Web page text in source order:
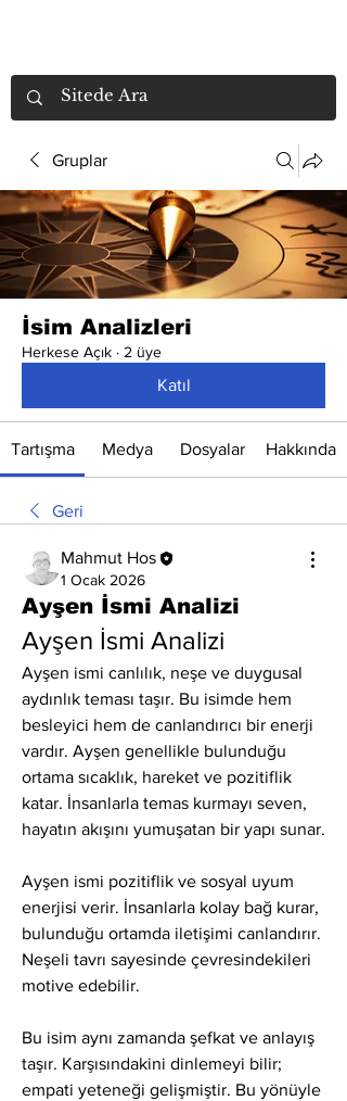
Gruplar
İsim Analizleri
Herkese Açık · 2 üye
Katıl
Tartışma Medya Dosyalar Hakkında
Geri
Mahmut Hos
1 Ocak 2026
Ayşen İsmi Analizi
Ayşen İsmi Analizi
Ayşen ismi canlılık, neşe ve duygusal
aydınlık teması taşır. Bu isimde hem
besleyici hem de canlandırıcı bir enerji
vardır. Ayşen genellikle bulunduğu
ortama sıcaklık, hareket ve pozitiflik
katar. İnsanlarla temas kurmayı seven,
hayatın akışını yumuşatan bir yapı sunar.
Ayşen ismi pozitiflik ve sosyal uyum
enerjisi verir. İnsanlarla kolay bağ kurar,
bulunduğu ortamda iletişimi canlandırır.
Neşeli tavrı sayesinde çevresindekileri
motive edebilir.
Bu isim aynı zamanda şefkat ve anlayış
taşır. Karşısındakini dinlemeyi bilir;
empati yeteneği gelişmiştir. Bu yönüyle